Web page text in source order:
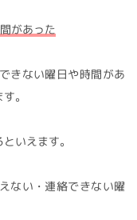
があった
きない曜日や時間があ
。
いえます。
ない・連絡できない曜